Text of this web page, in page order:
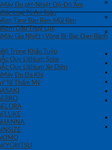
Máy Đo pH-Nhiệt Độ-Độ Ẩm
Các Loại Tủ An Toàn
Ren Taro-Bàn Ren-Mũi Ren
Bơm Dầu Thuỷ Lực
Máy Gia Nhiệt ( Vòng Bi-Bạc Đạn-Bánh
Bộ Tròng Khẩu Tuýp
Ắc Quy Lithium Solar
Ắc Quy Lithium Xe Điện
Máy Đo Đa Khí
Y Tế Thẩm Mỹ
ASAKI
EBRO
ELORA
FLUKE
HANNA
INSIZE
KIMO
KYORITSU